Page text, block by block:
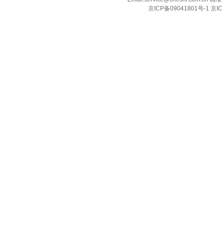
京ICP备09041801号-1 京